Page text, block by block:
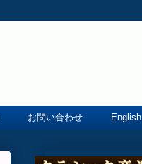
お問い合わせ English